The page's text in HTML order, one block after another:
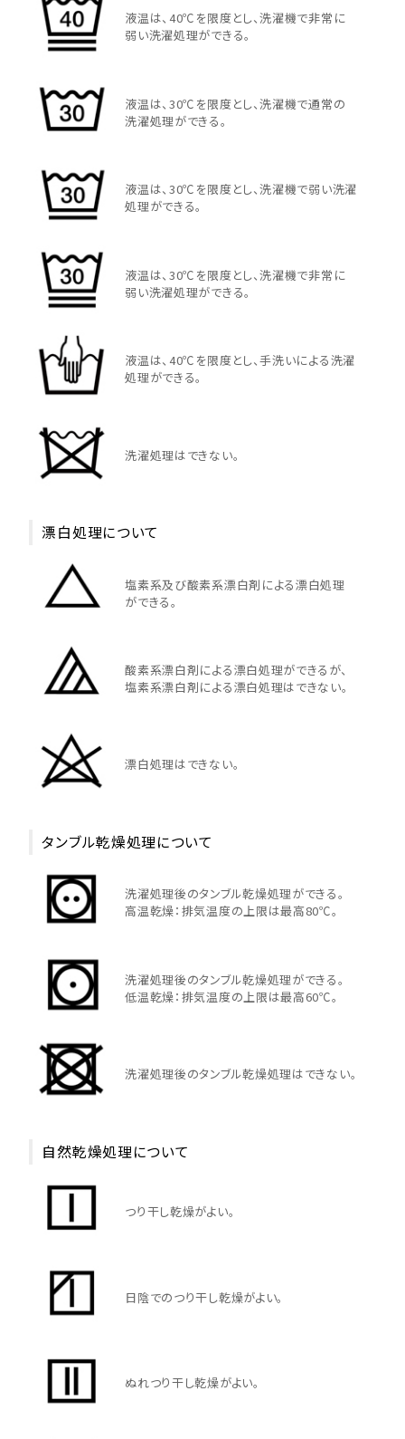
液温は、40℃を限度とし、洗濯機で非常に
弱い洗濯処理ができる。
液温は、30℃を限度とし、洗濯機で通常の
洗濯処理ができる。
液温は、30℃を限度とし、洗濯機で弱い洗濯
処理ができる。
液温は、30℃を限度とし、洗濯機で非常に
弱い洗濯処理ができる。
液温は、40℃を限度とし、手洗いによる洗濯
処理ができる。
洗濯処理はできない。
漂白処理について
塩素系及び酸素系漂白剤による漂白処理
ができる。
酸素系漂白剤による漂白処理ができるが、
塩素系漂白剤による漂白処理はできない。
漂白処理はできない。
タンブル乾燥処理について
洗濯処理後のタンブル乾燥処理ができる。
高温乾燥：排気温度の上限は最高80℃。
洗濯処理後のタンブル乾燥処理ができる。
低温乾燥：排気温度の上限は最高60℃。
洗濯処理後のタンブル乾燥処理はできない。
自然乾燥処理について
つり干し乾燥がよい。
日陰でのつり干し乾燥がよい。
ぬれつり干し乾燥がよい。